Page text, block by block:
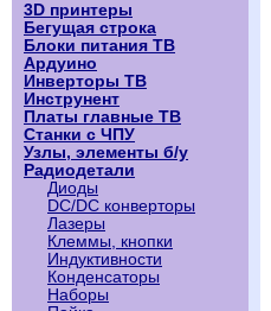
3D принтеры
Бегущая строка
Блоки питания ТВ
Ардуино
Инверторы ТВ
Инструнент
Платы главные ТВ
Станки с ЧПУ
Узлы, элементы б/у
Радиодетали
Диоды
DC/DC конверторы
Лазеры
Клеммы, кнопки
Индуктивности
Конденсаторы
Наборы